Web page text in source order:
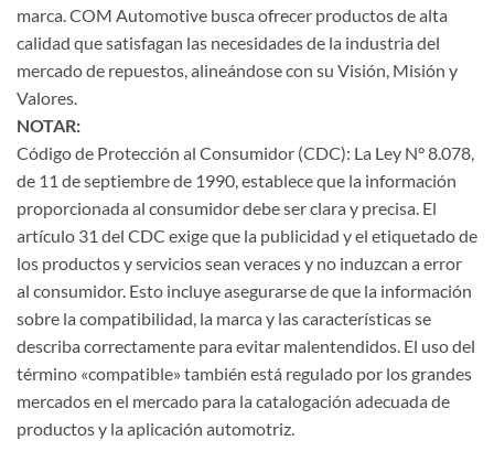
marca. COM Automotive busca ofrecer productos de alta
calidad que satisfagan las necesidades de la industria del
mercado de repuestos, alineándose con su Visión, Misión y
Valores.
NOTAR:
Código de Protección al Consumidor (CDC): La Ley N° 8.078,
de 11 de septiembre de 1990, establece que la información
proporcionada al consumidor debe ser clara y precisa. El
artículo 31 del CDC exige que la publicidad y el etiquetado de
los productos y servicios sean veraces y no induzcan a error
al consumidor. Esto incluye asegurarse de que la información
sobre la compatibilidad, la marca y las características se
describa correctamente para evitar malentendidos. El uso del
término «compatible» también está regulado por los grandes
mercados en el mercado para la catalogación adecuada de
productos y la aplicación automotriz.